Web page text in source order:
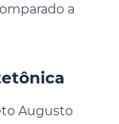
a
Augusto